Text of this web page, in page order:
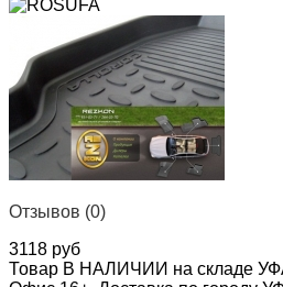
Отзывов (0)
3118 руб
Товар В НАЛИЧИИ на складе